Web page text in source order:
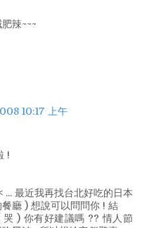
辣~~~
10:17 上午
!
... 最近我再找台北好吃的日本
廳 ) 想說可以問問你 ! 結
) 你有好建議嗎 ?? 情人節